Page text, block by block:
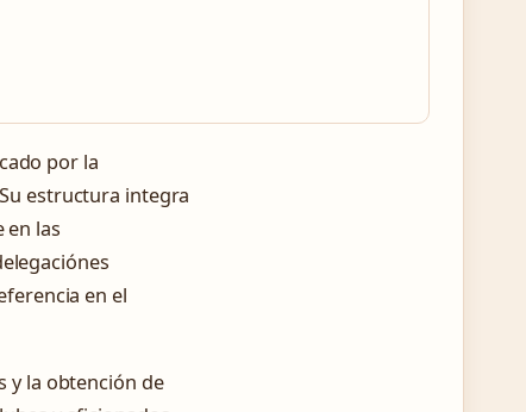
por la
estructura integra
en las
en el
y la obtención de